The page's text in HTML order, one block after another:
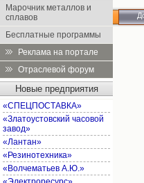
Марочник металлов и
сплавов
Бесплатные программы
Реклама на портале
Отраслевой форум
Новые предприятия
«СПЕЦПОСТАВКА»
«Златоустовский часовой
завод»
«Лантан»
«Резинотехника»
«Волчематьев А.Ю.»